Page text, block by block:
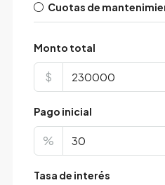
Cuotas de
Monto total
$
Pago inicial
%
Tasa de interés